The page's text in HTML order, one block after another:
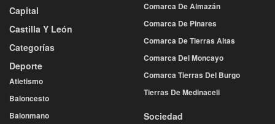
Capital
Castilla Y León
Categorías
Deporte
Atletismo
Baloncesto
Balonmano
Comarca De Almazán
Comarca De Pinares
Comarca De Tierras Altas
Comarca Del Moncayo
Comarca Tierras Del Burgo
Tierras De Medinaceli
Sociedad